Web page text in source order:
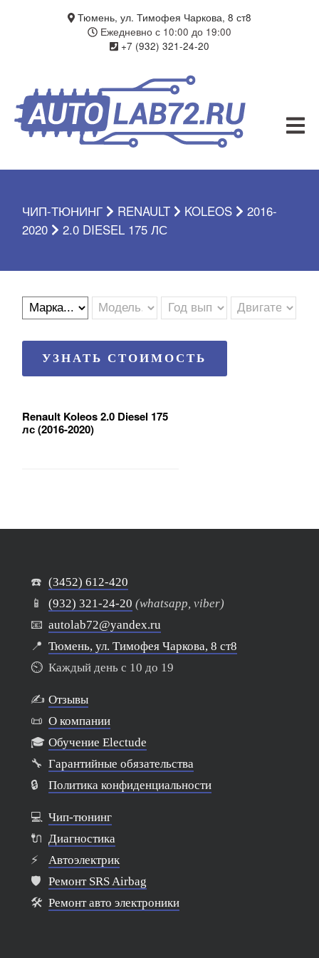
ЧИП-ТЮНИНГ
ДИАГНОСТИКА
О КОМПАНИИ
ГАРАНТИЯ
Тюмень, ул. Тимофея Чаркова, 8 ст8
Ежедневно с 10:00 до 19:00
+7 (932) 321-24-20
ЧИП-ТЮНИНГ RENAULT KOLEOS
2016-
2020
2.0 DIESEL 175 ЛС
УЗНАТЬ СТОИМОСТЬ
Renault Koleos 2.0 Diesel 175
лс (2016-2020)
☎️ (3452) 612-420
📱
(932) 321-24-20 (whatsapp, viber)
📧 autolab72@yandex.ru
📍 Тюмень, ул. Тимофея Чаркова, 8 ст8
⏲️ Каждый день с 10 до 19
✍️ Отзывы
📜 О компании
🎓 Обучение Electude
🔧 Гарантийные обязательства
🔒
Политика конфиденциальности
💻 Чип-тюнинг
🔌 Диагностика
⚡
Автоэлектрик
🛡️
Ремонт SRS Airbag
🛠️ Ремонт авто электроники